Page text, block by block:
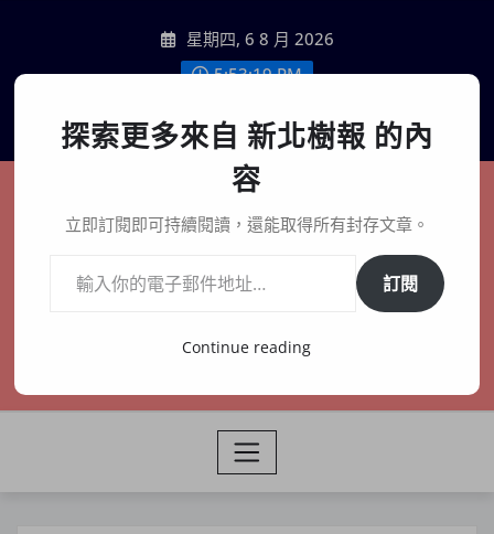
content
星期四, 6 8 月 2026
5:53:20 PM
聯絡我們
新北樹報
在地、記憶、連結、創生
探索更多來自 新北樹報 的內
容
立即訂閱即可持續閱讀，還能取得所有封存文章。
訂閱
Continue reading